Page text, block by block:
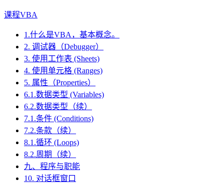
课程VBA
1.什么是VBA，基本概念。
2. 调试器（Debugger）
3. 使用工作表 (Sheets)
4. 使用单元格 (Ranges)
5. 属性（Properties）
6.1.数据类型 (Variables)
6.2.数据类型（续）
7.1.条件 (Conditions)
7.2.条款（续）
8.1.循环 (Loops)
8.2.周期（续）
九、程序与职能
10. 对话框窗口